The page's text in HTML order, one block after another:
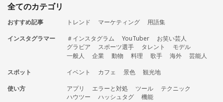
全てのカテゴリ
おすすめ記事 トレンド マーケティング
用語集
インスタグラマー
＃インスタグラム YouTuber
お笑い芸人
グラビア
スポーツ選手 タレント
モデル
一般人
企業 動物 料理 歌手 海外
芸能人
スポット
イベント カフェ 景色
観光地
使い方
アプリ エラーと対処 ツール
テクニック
ハウツー
ハッシュタグ
機能